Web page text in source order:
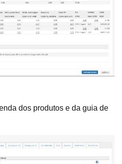
dos produtos e da guia de